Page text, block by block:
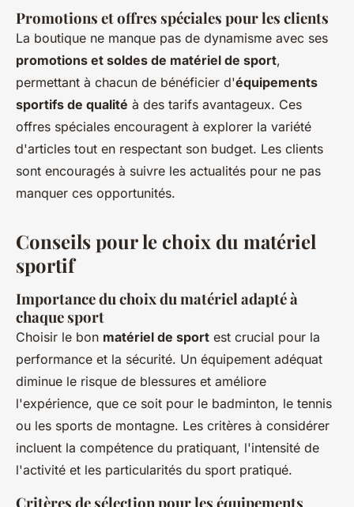
Promotions et offres spéciales pour les clients
La boutique ne manque pas de dynamisme avec ses
promotions et soldes de matériel de sport,
permettant à chacun de bénéficier d'équipements
sportifs de qualité à des tarifs avantageux. Ces
offres spéciales encouragent à explorer la variété
d'articles tout en respectant son budget. Les clients
sont encouragés à suivre les actualités pour ne pas
manquer ces opportunités.
Conseils pour le choix du matériel
sportif
Importance du choix du matériel adapté à
chaque sport
Choisir le bon matériel de sport est crucial pour la
performance et la sécurité. Un équipement adéquat
diminue le risque de blessures et améliore
l'expérience, que ce soit pour le badminton, le tennis
ou les sports de montagne. Les critères à considérer
incluent la compétence du pratiquant, l'intensité de
l'activité et les particularités du sport pratiqué.
Critères de sélection pour les équipements